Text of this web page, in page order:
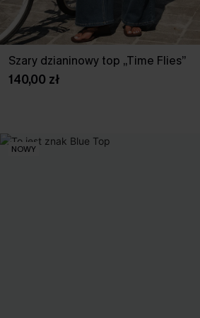
Szary dzianinowy top „Time Flies”
140,00 zł
NOWY